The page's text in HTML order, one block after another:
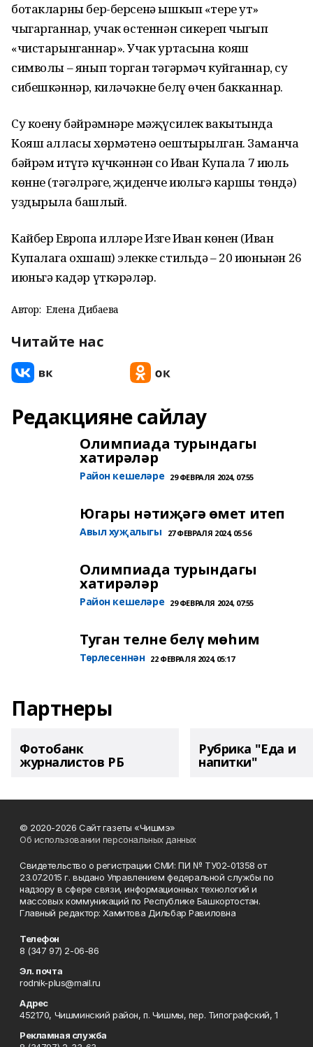
ботакларны бер-берсенә ышкып «тере ут»
чыгарганнар, учак өстеннән сикереп чыгып
«чистарынганнар». Учак уртасына кояш
символы – янып торган тәгәрмәч куйганнар, су
сибешкәннәр, киләчәкне белү өчен бакканнар.
Су коену бәйрәмнәре мәҗүсилек вакытында
Кояш алласы хөрмәтенә оештырылган. Заманча
бәйрәм итүгә күчкәннән соң Иван Купала 7 июль
көнне (тәгәлрәге, җиденче июльгә каршы төндә)
уздырыла башлый.
Кайбер Европа илләре Изге Иван көнен (Иван
Купалага охшаш) элекке стильдә – 20 июньнән 26
июньгә кадәр үткәрәләр.
Автор: Елена Дибаева
Читайте нас
Редакцияне сайлау
Олимпиада турындагы
хатирәләр
Район кешеләре 29 ФЕВРАЛЯ 2024, 07:55
Югары нәтиҗәгә өмет итеп
Авыл хуҗалыгы 27 ФЕВРАЛЯ 2024, 05:56
Олимпиада турындагы
хатирәләр
Район кешеләре 29 ФЕВРАЛЯ 2024, 07:55
Туган телне белү мөһим
Төрлесеннән 22 ФЕВРАЛЯ 2024, 05:17
Партнеры
Фотобанк
журналистов РБ
Рубрика "Еда и
напитки"
© 2020-2026 Сайт газеты «Чишмэ»
Об использовании персональных данных
Свидетельство о регистрации СМИ: ПИ № ТУ02-01358 от
23.07.2015 г. выдано Управлением федеральной службы по
надзору в сфере связи, информационных технологий и
массовых коммуникаций по Республике Башкортостан.
Главный редактор: Хамитова Дильбар Равиловна
Телефон
8 (347 97) 2-06-86
Эл. почта
rodnik-plus@mail.ru
Адрес
452170, Чишминский район, п. Чишмы, пер. Типографский, 1
Рекламная служба